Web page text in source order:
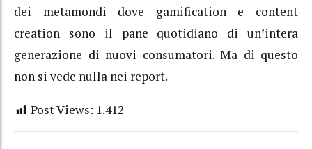
dei metamondi dove gamification e content
creation sono il pane quotidiano di un’intera
generazione di nuovi consumatori. Ma di questo
non si vede nulla nei report.
Post Views: 1.412